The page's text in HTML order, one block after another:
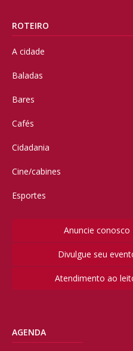
ROTEIRO
A cidade
Baladas
Bares
Cafés
Cidadania
Cine/cabines
Esportes
Anuncie conosco
Divulgue seu
Atendimento ao
AGENDA